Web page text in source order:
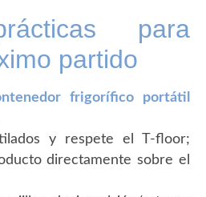
para
partido
frigorífico portátil
y respete el T-floor;
directamente sobre el